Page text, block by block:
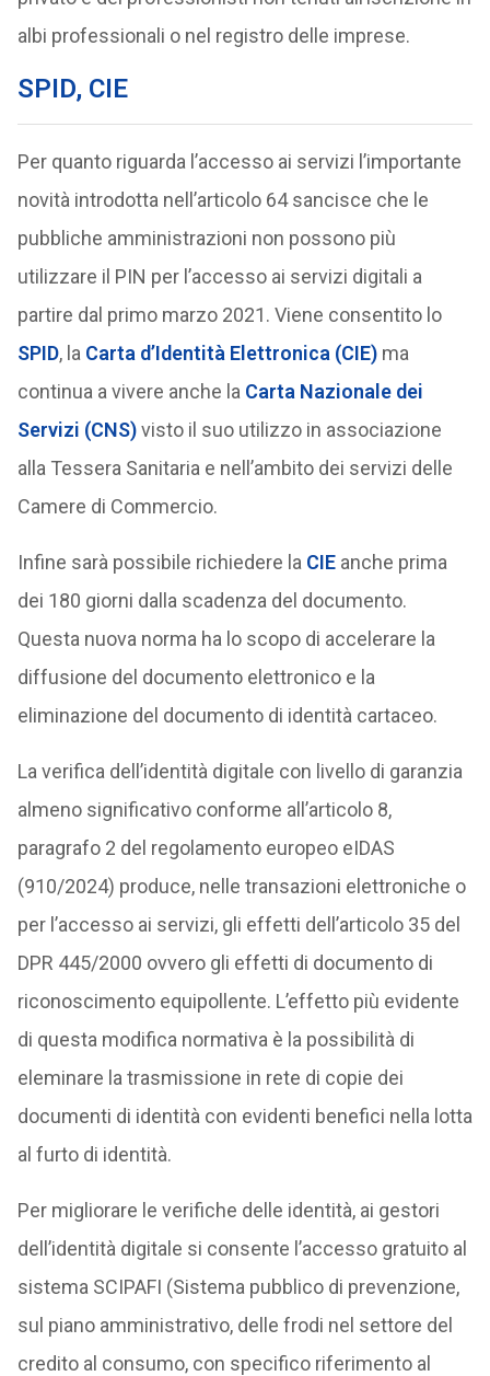
albi professionali o nel registro delle imprese.
SPID, CIE
Per quanto riguarda l’accesso ai servizi l’importante
novità introdotta nell’articolo 64 sancisce che le
pubbliche amministrazioni non possono più
utilizzare il PIN per l’accesso ai servizi digitali a
partire dal primo marzo 2021. Viene consentito lo
SPID, la Carta d’Identità Elettronica (CIE)ma
continua a vivere anche la Carta Nazionale dei
Servizi (CNS)visto il suo utilizzo in associazione
alla Tessera Sanitaria e nell’ambito dei servizi delle
Camere di Commercio.
Infine sarà possibile richiedere la CIEanche prima
dei 180 giorni dalla scadenza del documento.
Questa nuova norma ha lo scopo di accelerare la
diffusione del documento elettronico e la
eliminazione del documento di identità cartaceo.
La verifica dell’identità digitale con livello di garanzia
almeno significativo conforme all’articolo 8,
paragrafo 2 del regolamento europeo eIDAS
(910/2024) produce, nelle transazioni elettroniche o
per l’accesso ai servizi, gli effetti dell’articolo 35 del
DPR 445/2000 ovvero gli effetti di documento di
riconoscimento equipollente. L’effetto più evidente
di questa modifica normativa è la possibilità di
eleminare la trasmissione in rete di copie dei
documenti di identità con evidenti benefici nella lotta
al furto di identità.
Per migliorare le verifiche delle identità, ai gestori
dell’identità digitale si consente l’accesso gratuito al
sistema SCIPAFI (Sistema pubblico di prevenzione,
sul piano amministrativo, delle frodi nel settore del
credito al consumo, con specifico riferimento al